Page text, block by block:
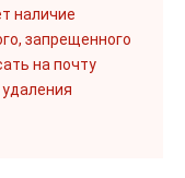
наличие
запрещенного
на почту